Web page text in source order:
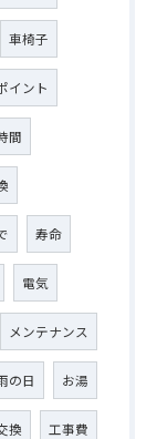
車椅子
イント
間
寿命
電気
メンテナンス
の日 お湯
換 工事費